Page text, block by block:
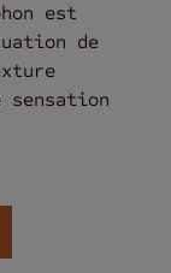
est
de